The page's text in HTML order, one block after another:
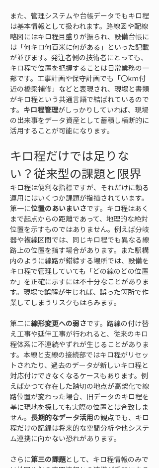
また、管理システムや台帳データでもキロ程
は基本情報として扱われます。路線図や配線
略図にはキロ程目盛りが振られ、設備台帳に
は「何キロ何百米に何がある」といった記載
が並びます。発注者側の技術者にとっても、
キロ程で位置を把握することは日常業務の一
部です。工事計画や保守計画でも「〇km付
近の橋梁補修」などと表現され、現場と書類
がキロ程という共通言語で結ばれているので
す。 キロ程管理がしっかりしていれば、現場
の出来事をデータ資産として蓄積し横断的に
活用することが可能になります。
キロ程だけでは足りな
い？従来型の課題と限界
キロ程は便利な指標ですが、それだけに頼る
運用にはいくつか課題が指摘されています。
第一に位置のあいまいさです。キロ程はあく
まで起点からの距離であって、地理的な絶対
位置を示すものではありません。例えば分岐
器や複線区間では、同じキロ程でも異なる線
路上の位置を指す場合があります。また駅構
内のように線路が錯綜する場所では、設備を
キロ程で管理していても「どの線のどの位置
か」を正確に示すには不十分なことがありま
す。現場で誤解が生じれば、誤った箇所で作
業してしまうリスクもはらみます。
第二に線形変更への弱さです。路線の付け替
え工事や延伸工事が行われると、従来のキロ
程体系に不連続やずれが生じることがありま
す。本線と支線の接続部ではキロ程がリセッ
トされたり、過去のデータが新しいキロ程と
対応付けできなくなるケースもあります。例
えばかつて存在した踏切の地点が高架化で線
路位置が変わった場合、旧データのキロ程を
基に現地を探しても実際の位置とは合致しま
せん。 長期的なデータ活用の観点でも、キロ
程だけの記録は将来的な空間分析や他システ
ム連携に向かない恐れがあります。
さらに第三の課題として、キロ程情報のみで